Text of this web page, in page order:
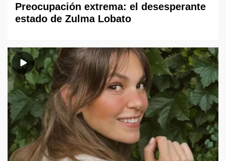
Preocupación extrema: el desesperante
estado de Zulma Lobato